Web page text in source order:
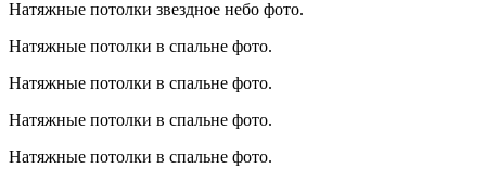
Натяжные потолки звездное небо фото.
Натяжные потолки в спальне фото.
Натяжные потолки в спальне фото.
Натяжные потолки в спальне фото.
Натяжные потолки в спальне фото.